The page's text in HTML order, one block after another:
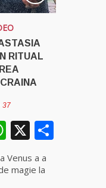
RITUAL
37
WhatsApp
X
Venus a a
magie la